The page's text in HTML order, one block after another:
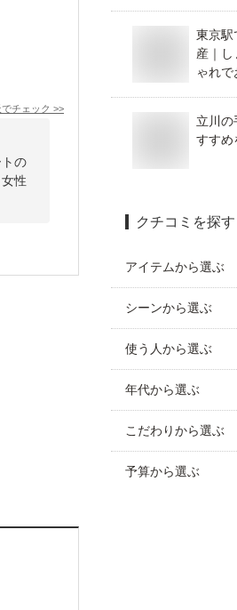
でチェック >>
の
性
東京駅
産｜し
ゃれで
立川の
すすめ
クチコミを探す
アイテムから選ぶ
シーンから選ぶ
使う人から選ぶ
年代から選ぶ
こだわりから選ぶ
予算から選ぶ